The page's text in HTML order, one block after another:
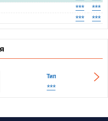
***
***
*** ***
Тип
***